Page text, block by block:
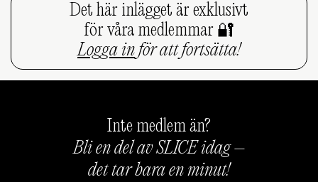
Det här inlägget är exklusivt
för våra medlemmar 🔐
Logga inför att fortsätta!
Inte medlem än?
Bli en del av SLICE idag –
det tar bara en minut!